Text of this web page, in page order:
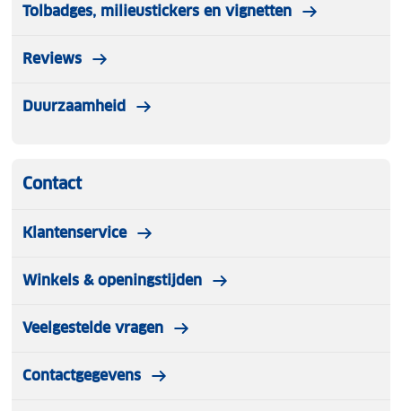
Tolbadges, milieustickers en vignetten
Reviews
Duurzaamheid
Contact
Klantenservice
Winkels & openingstijden
Veelgestelde vragen
Contactgegevens